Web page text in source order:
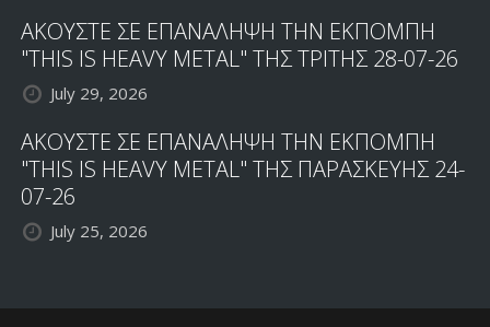
ΑΚΟΥΣΤΕ ΣΕ ΕΠΑΝΑΛΗΨΗ ΤΗΝ ΕΚΠΟΜΠΗ
"THIS IS HEAVY METAL" ΤΗΣ ΤΡΙΤΗΣ 28-07-26
July 29, 2026
ΑΚΟΥΣΤΕ ΣΕ ΕΠΑΝΑΛΗΨΗ ΤΗΝ ΕΚΠΟΜΠΗ
"THIS IS HEAVY METAL" ΤΗΣ ΠΑΡΑΣΚΕΥΗΣ 24-
07-26
July 25, 2026